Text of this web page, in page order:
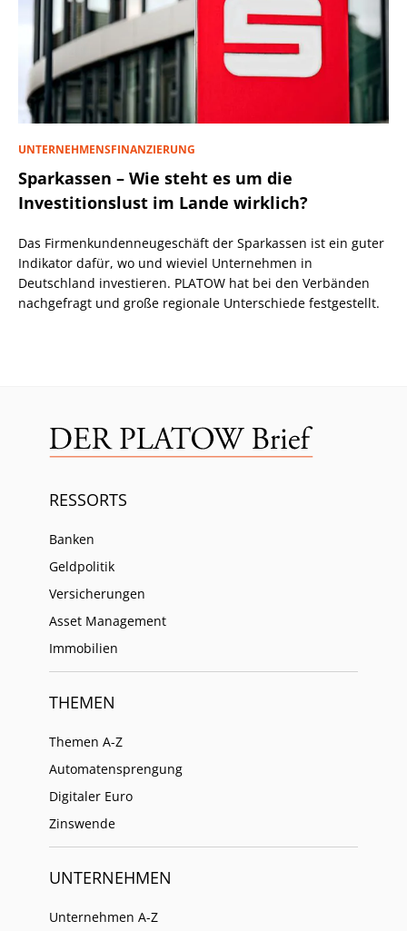
UNTERNEHMENSFINANZIERUNG
Sparkassen – Wie steht es um die
Investitionslust im Lande wirklich?
Das Firmenkundenneugeschäft der Sparkassen ist ein guter
Indikator dafür, wo und wieviel Unternehmen in
Deutschland investieren. PLATOW hat bei den Verbänden
nachgefragt und große regionale Unterschiede festgestellt.
RESSORTS
Banken
Geldpolitik
Versicherungen
Asset Management
Immobilien
THEMEN
Themen A-Z
Automatensprengung
Digitaler Euro
Zinswende
UNTERNEHMEN
Unternehmen A-Z